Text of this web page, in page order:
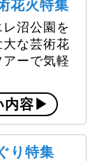
】第40回北竜
人気スポット
】第40回北竜
す夏の味覚ま
発】極彩色の一
。令和8年沼田
スツアー
花火特集
沼公園を
な芸術花
ーで気軽
内容
り特集